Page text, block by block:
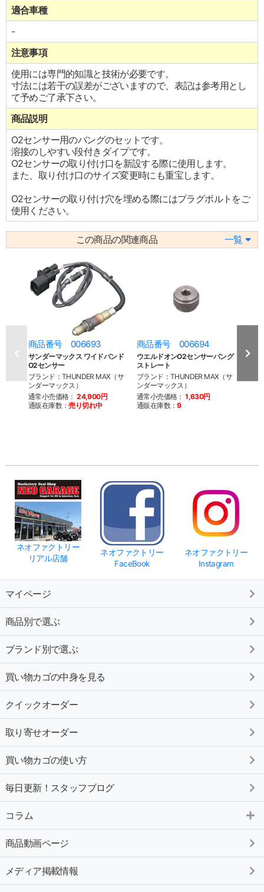
適合車種
-
注意事項
使用には専門的知識と技術が必要です。
寸法には若干の誤差がございますので、表記は参考用とし
て予めご了承下さい。
商品説明
O2センサー用のバングのセットです。
溶接のしやすい段付きダイプです。
O2センサーの取り付け口を新設する際に使用します。
また、取り付け口のサイズ変更時にも重宝します。
O2センサーの取り付け穴を埋める際にはプラグボルトをご
使用ください。
この商品の関連商品 一覧
商品番号 006693
サンダーマックス ワイドバンド
O2センサー
ブランド：THUNDER MAX（サ
ンダーマックス）
通常小売価格： 24,900円
通販在庫数：売り切れ中
商品番号 006694
ウエルドオンO2センサーバング
ストレート
ブランド：THUNDER MAX（サ
ンダーマックス）
通常小売価格： 1,630円
通販在庫数：9
サン
ネオファクトリー
リアル店舗
ネオファクトリー
FaceBook
ネオファクトリー
Instagram
マイページ
商品別で選ぶ
ブランド別で選ぶ
買い物カゴの中身を見る
クイックオーダー
取り寄せオーダー
買い物カゴの使い方
毎日更新！スタッフブログ
コラム
商品動画ページ
メディア掲載情報